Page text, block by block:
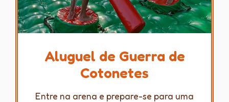
Aluguel de Guerra de
Cotonetes
Entre na arena e prepare-se para uma